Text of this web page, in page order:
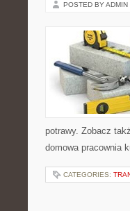
POSTED BY ADMIN
potrawy. Zobacz
domowa pracownia
CATEGORIES: